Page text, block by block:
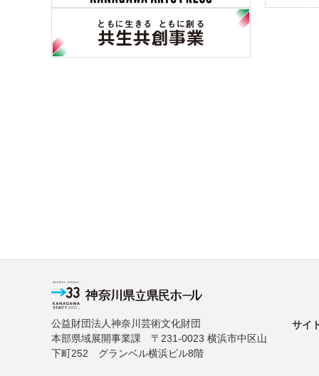
公益財団法人神奈川芸術文化財団
本部県域展開事業課 〒231-0023 横浜市中区山
下町252 グランベル横浜ビル8階
サイ